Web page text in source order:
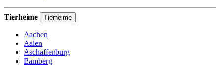
Tierheime Tierheime
Aachen
Aalen
Aschaffenburg
Bamberg